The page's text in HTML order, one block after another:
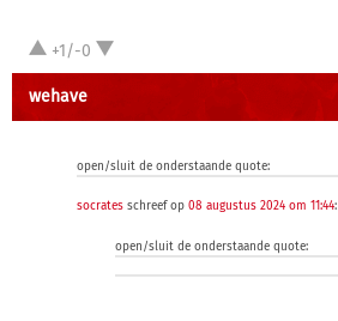
+1/-0
wehave
open/sluit de onderstaande quote:
socrates schreef op 08 augustus 2024 om 11:44:
open/sluit de onderstaande quote: